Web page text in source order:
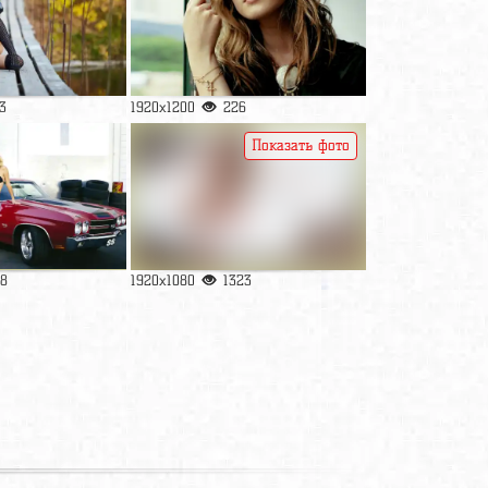
1920x1200 226
1920x1080 1323
Показать фото